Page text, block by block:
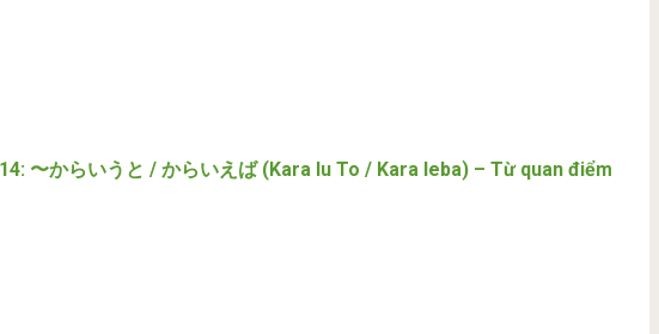
〜からいうと / からいえば (Kara Iu To / Kara Ieba) – Từ quan điểm